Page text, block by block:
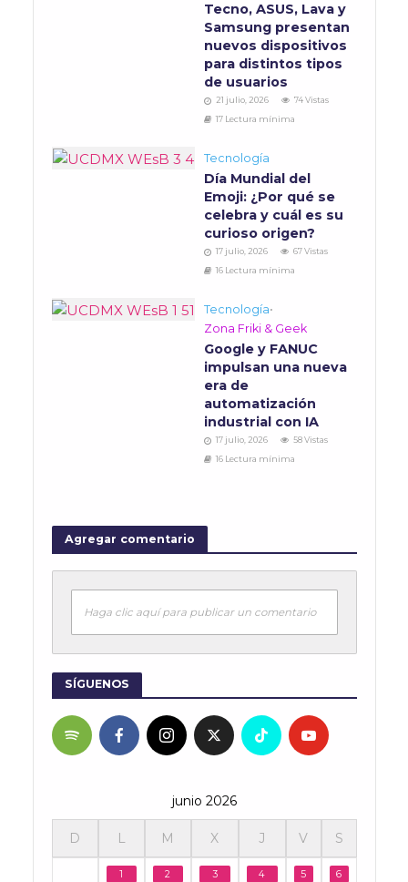
Tecno, ASUS, Lava y
Samsung presentan
nuevos dispositivos
para distintos tipos
de usuarios
21 julio, 2026
74 Vistas
17 Lectura mínima
Tecnología
Día Mundial del
Emoji: ¿Por qué se
celebra y cuál es su
curioso origen?
17 julio, 2026
67 Vistas
16 Lectura mínima
Tecnología•
Zona Friki & Geek
Google y FANUC
impulsan una nueva
era de
automatización
industrial con IA
17 julio, 2026
58 Vistas
16 Lectura mínima
Agregar comentario
Haga clic aquí para publicar un comentario
SÍGUENOS
junio 2026
D L M X J V S
1 2 3 4 5 6